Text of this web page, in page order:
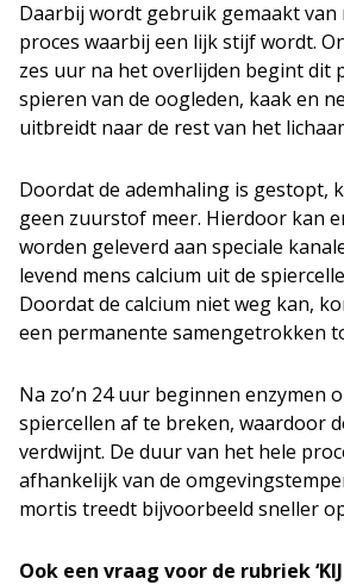
Daarbij wordt gebruik gemaakt
proces waarbij een lijk stijf wordt.
zes uur na het overlijden begint dit
spieren van de oogleden, kaak en
uitbreidt naar de rest van het
Doordat de ademhaling is gestopt,
geen zuurstof meer. Hierdoor kan
worden geleverd aan speciale
levend mens calcium uit de
Doordat de calcium niet weg kan,
een permanente samengetrokken
Na zo’n 24 uur beginnen enzymen
spiercellen af te breken, waardoor
verdwijnt. De duur van het hele
afhankelijk van de
mortis treedt bijvoorbeeld sneller
Ook een vraag voor de rubriek